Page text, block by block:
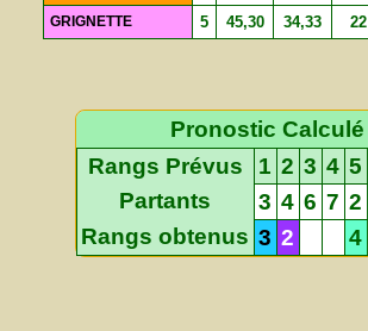
GRIGNETTE 5 45,30 34,33 22
Pronostic Calculé
Rangs Prévus
1 2 3 4 5
Partants
3 4 6 7 2
Rangs obtenus 3 2 4